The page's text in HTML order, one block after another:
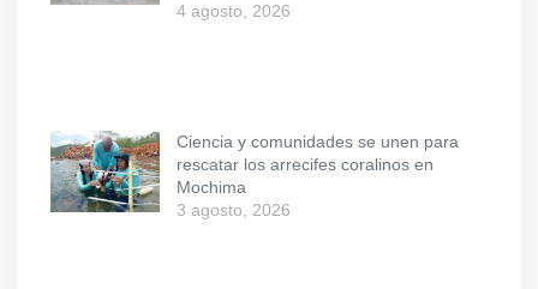
4 agosto, 2026
Ciencia y comunidades se unen para
rescatar los arrecifes coralinos en
Mochima
3 agosto, 2026